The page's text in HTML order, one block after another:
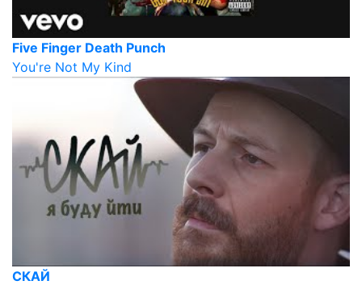
Five Finger Death Punch
You're Not My Kind
СКАЙ